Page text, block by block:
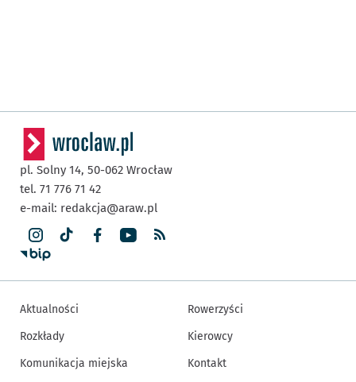
pl. Solny 14, 50-062 Wrocław
tel. 71 776 71 42
e-mail: redakcja@araw.pl
Aktualności
Rozkłady
Komunikacja miejska
Rowerzyści
Kierowcy
Kontakt